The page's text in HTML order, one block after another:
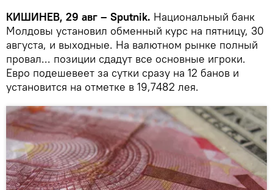
КИШИНЕВ, 29 авг – Sputnik. Национальный банк
Молдовы установил обменный курс на пятницу, 30
августа, и выходные. На валютном рынке полный
провал... позиции сдадут все основные игроки.
Евро подешевеет за сутки сразу на 12 банов и
установится на отметке в 19,7482 лея.